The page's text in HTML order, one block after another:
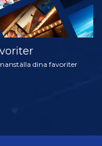
dina favoriter